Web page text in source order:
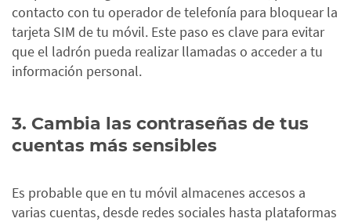
contacto con tu operador de telefonía para bloquear la
tarjeta SIM de tu móvil. Este paso es clave para evitar
que el ladrón pueda realizar llamadas o acceder a tu
información personal.
3. Cambia las contraseñas de tus
cuentas más sensibles
Es probable que en tu móvil almacenes accesos a
varias cuentas, desde redes sociales hasta plataformas